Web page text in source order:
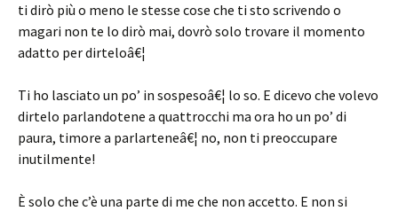
ti dirò più o meno le stesse cose che ti sto scrivendo o
magari non te lo dirò mai, dovrò solo trovare il momento
adatto per dirteloâ€¦
Ti ho lasciato un po’ in sospesoâ€¦ lo so. E dicevo che volevo
dirtelo parlandotene a quattrocchi ma ora ho un po’ di
paura, timore a parlarteneâ€¦ no, non ti preoccupare
inutilmente!
È solo che c’è una parte di me che non accetto. E non si